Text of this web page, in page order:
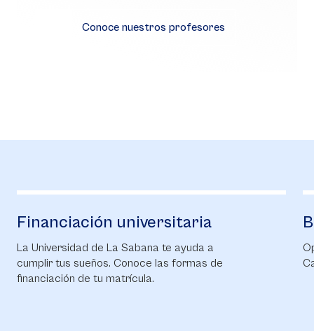
Conoce nuestros profesores
Financiación universitaria
La Universidad de La Sabana te ayuda a
cumplir tus sueños. Conoce las formas de
financiación de tu matrícula.